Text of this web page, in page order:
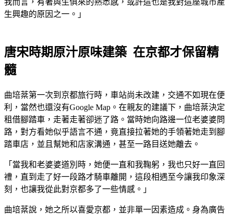
我而言，有著與生俱來的熟悉感，或許這也是我對這座城市產
生興趣的原因之一。」
唐宋時期原汁原味建築 在京都才保留精
髓
曲培棻第一次到京都旅行時，車站尚未改建，交通不如現在便
利，當然也還沒有Google Map。在親友的建議下，曲培棻決定
租借腳踏車，走著走著卻迷了路。當時她向路邊一位老婆婆問
路，對方看她似乎語言不通，竟直接拉著她的手領著她走到腳
踏車店，並且幫她和店家溝通，甚至一路目送她離去。
「當我和老婆婆道別時，她便一直和我鞠躬，我也只好一直回
禮，直到走了好一段路才騎車離開，這段相遇至今讓我印象深
刻，也讓我從此對京都多了一些情感。」
曲培棻說，她之所以喜愛京都，並非單一因素造成。身為廣告